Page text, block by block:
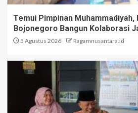
Temui Pimpinan Muhammadiyah,
Bojonegoro Bangun Kolaborasi
5 Agustus 2026 Ragamnusantara.id